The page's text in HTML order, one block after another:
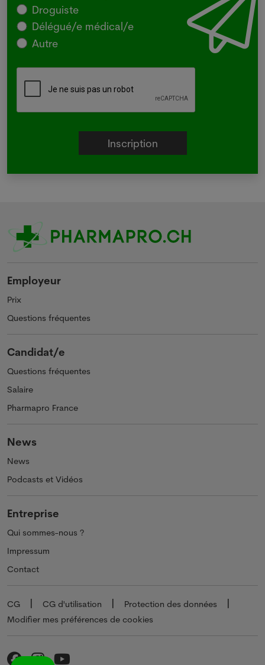
Droguiste
Délégué/e médical/e
Autre
Employeur
Prix
Questions fréquentes
Candidat/e
Questions fréquentes
Salaire
Pharmapro France
News
News
Podcasts et Vidéos
Entreprise
Qui sommes-nous ?
Impressum
Contact
CG CG d'utilisation
Protection des données
Modifier mes préférences de cookies